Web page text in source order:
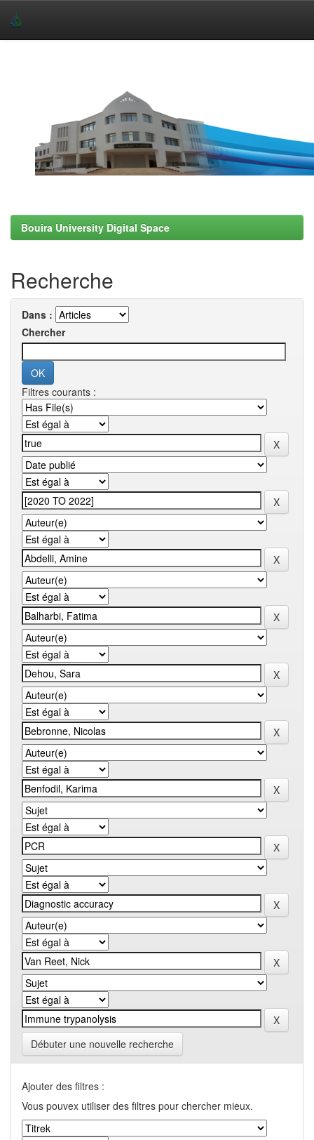
Bouira University Digital Space
Recherche
Dans :
Chercher
Filtres courants :
Débuter une nouvelle recherche
Ajouter des filtres :
Vous pouvex utiliser des filtres pour chercher mieux.